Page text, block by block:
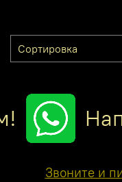
Звоните и